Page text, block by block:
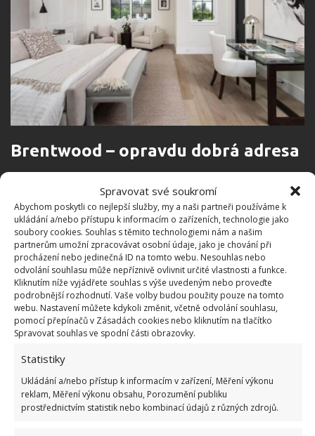
Spravovat své soukromí
Abychom poskytli co nejlepší služby, my a naši partneři používáme k
ukládání a/nebo přístupu k informacím o zařízeních, technologie jako
soubory cookies. Souhlas s těmito technologiemi nám a našim
partnerům umožní zpracovávat osobní údaje, jako je chování při
procházení nebo jedinečná ID na tomto webu. Nesouhlas nebo
odvolání souhlasu může nepříznivě ovlivnit určité vlastnosti a funkce.
Kliknutím níže vyjádřete souhlas s výše uvedeným nebo proveďte
podrobnější rozhodnutí. Vaše volby budou použity pouze na tomto
webu. Nastavení můžete kdykoli změnit, včetně odvolání souhlasu,
pomocí přepínačů v Zásadách cookies nebo kliknutím na tlačítko
Spravovat souhlas ve spodní části obrazovky.
Statistiky
Ukládání a/nebo přístup k informacím v zařízení, Měření výkonu
reklam, Měření výkonu obsahu, Porozumění publiku
prostřednictvím statistik nebo kombinací údajů z různých zdrojů.
Brentwood – opravdu dobrá adresa
Bydlet v Brentwoodu rozhodně není pro každého,
čtvrť je plná bohatě vybavených moderních vil. Ta
Willisova samozřejmě není výjimkou.
Nabízí mimo jiné vnitřní lázně s krytým bazénem a
saunou, obrovskou kuchyni, privátní kino, tělocvičnu
s jógovým studiem, dvě zahradní chatky pro
personál a má dokonce také výtah. Koupelny i
ložnice jsou v domě celkem tři. Vila je kromě toho